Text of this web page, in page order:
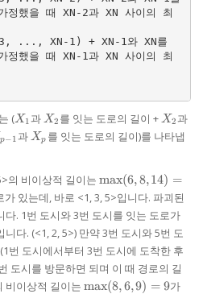
정했을 때 XN-2과 XN 사이의 최
정했을 때 XN-1과 XN 사이의 최
(X_{1}
X1과 X_{2}
X2 를 잇는 도로의 길이 +X_{2}
X2과
p−1과X_{p}
Xp 를 잇는 도로의 길이)를 나타냅
의 비이상적 길이는 \max(6,
8, 14) =
14
max(6,8,14) =
있는데, 바로 <1, 3, 5>입니다. 파괴된
. 1번 도시와 3번 도시를 잇는 도로가
다. (<1, 2, 5>) 만약 3번 도시와 5번 도
번 도시에서부터 3번 도시에 도착한 후
도시를 방문하면 되며 이 때 경로의 길
비이상적 길이는 \max(8,
max(8,6,9) = 9가